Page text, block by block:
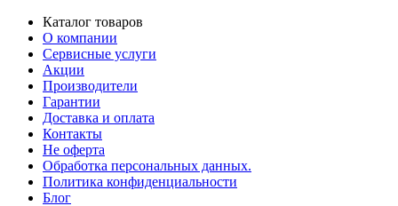
Каталог товаров
О компании
Сервисные услуги
Акции
Производители
Гарантии
Доставка и оплата
Контакты
Не оферта
Обработка персональных данных.
Политика конфиденциальности
Блог